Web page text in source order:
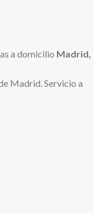
a domicilio Madrid,
Madrid. Servicio a